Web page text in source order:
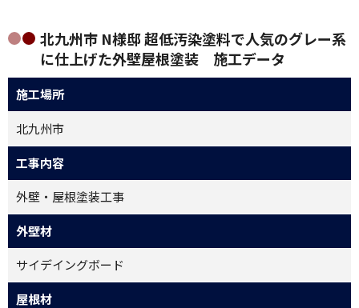
北九州市 N様邸 超低汚染塗料で人気のグレー系
に仕上げた外壁屋根塗装 施工データ
施工場所
北九州市
工事内容
外壁・屋根塗装工事
外壁材
サイデイングボード
屋根材